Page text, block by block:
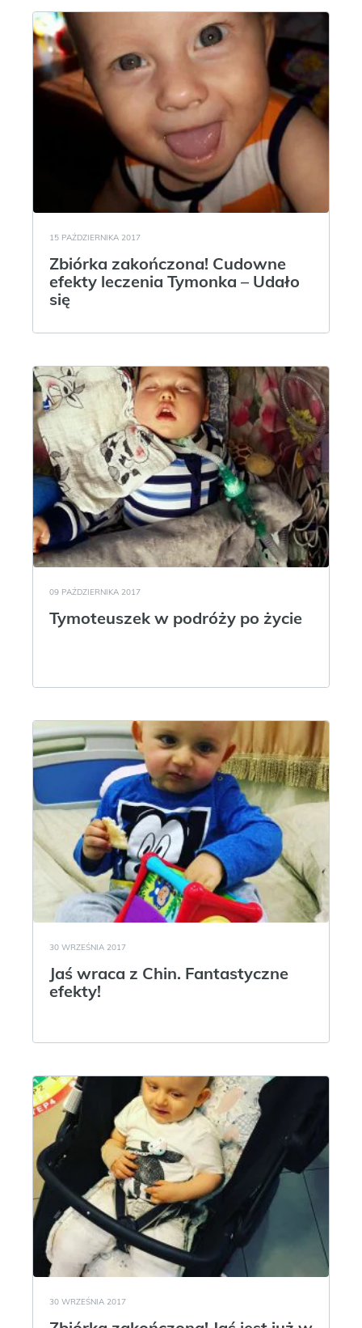
15 PAŹDZIERNIKA 2017
Zbiórka zakończona! Cudowne
efekty leczenia Tymonka – Udało
się
09 PAŹDZIERNIKA 2017
Tymoteuszek w podróży po życie
30 WRZEŚNIA 2017
Jaś wraca z Chin. Fantastyczne
efekty!
30 WRZEŚNIA 2017